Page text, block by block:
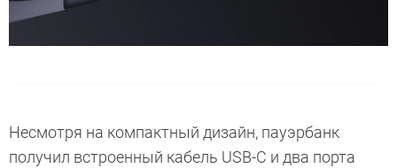
Несмотря на компактный дизайн, пауэрбанк
получил встроенный кабель USB-C и два порта